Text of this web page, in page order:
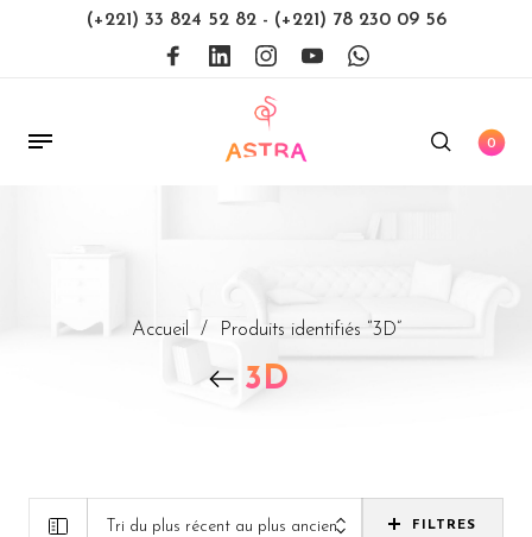
(+221) 33 824 52 82 - (+221) 78 230 09 56
0
Accueil / Produits identifiés “3D”
3D
Tri du plus récent au plus ancien FILTRES